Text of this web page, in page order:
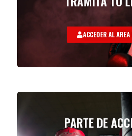
ACCEDER AL
PARTE DE